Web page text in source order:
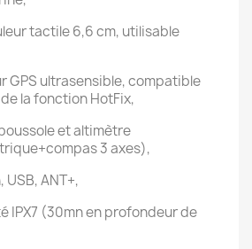
tactile 6,6 cm, utilisable
ultrasensible, compatible
la fonction HotFix,
et altimètre
3 axes),
ANT+,
(30mn en profondeur de